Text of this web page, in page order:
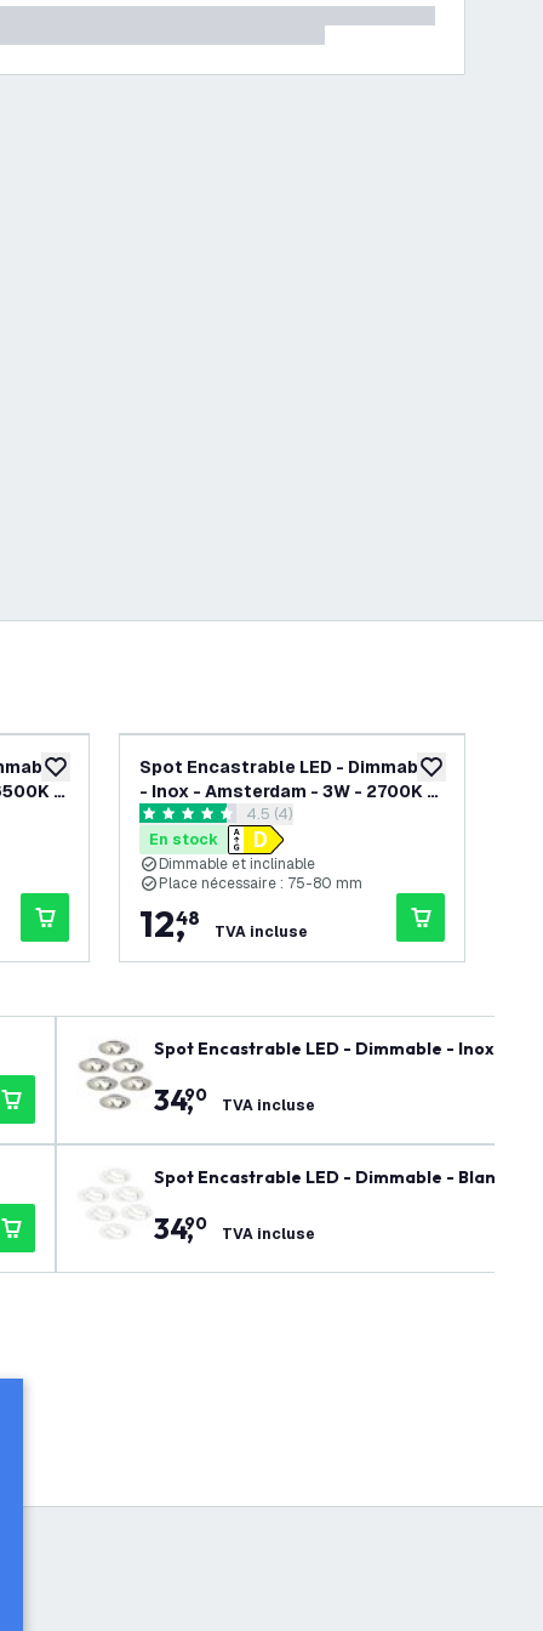
ajouter à la liste de souhaits
-
ajouter à la
Spot Encastrable LED - Dimmable
- Inox - Amsterdam - 3W - 2700K -
Ø82mm - 3 piècesouvrir le tiroir des avis
4.5 étoiles de notation
4.5 (4)
En stock
Dimmable et inclinable
Place nécessaire : 75-80 mm
12,
48
TVA incluse
Spot Encastrable LED - Dimmable - Inox -
34,
90 TVA incluse
Spot Encastrable LED - Dimmable - Blanc -
34,
90 TVA incluse